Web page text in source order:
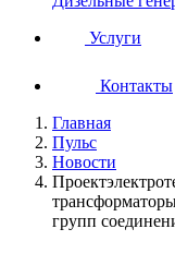
Услуги
Контакты
Главная
Пульс
Новости
групп